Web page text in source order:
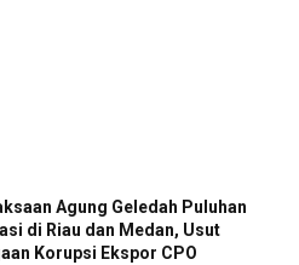
Agung Geledah Puluhan
di Riau dan Medan, Usut
Korupsi Ekspor CPO